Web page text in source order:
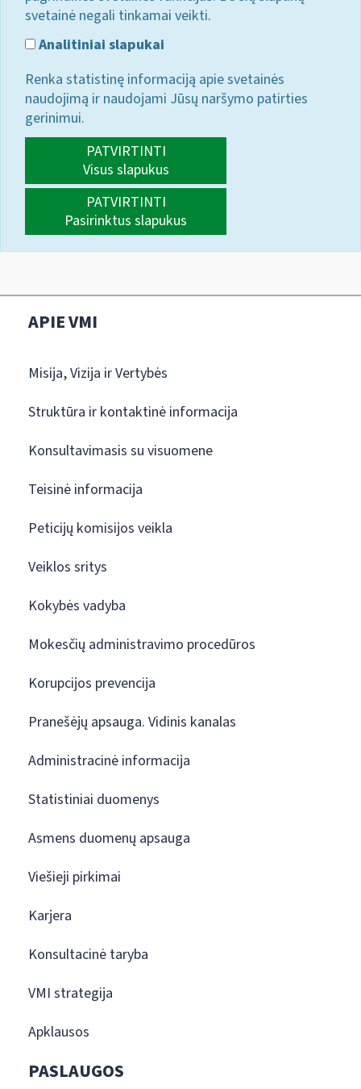
svetainė negali tinkamai veikti.
Analitiniai slapukai
Renka statistinę informaciją apie svetainės
naudojimą ir naudojami Jūsų naršymo patirties
gerinimui.
PATVIRTINTI
Visus slapukus
PATVIRTINTI
Pasirinktus slapukus
APIE VMI
Misija, Vizija ir Vertybės
Struktūra ir kontaktinė informacija
Konsultavimasis su visuomene
Teisinė informacija
Peticijų komisijos veikla
Veiklos sritys
Kokybės vadyba
Mokesčių administravimo procedūros
Korupcijos prevencija
Pranešėjų apsauga. Vidinis kanalas
Administracinė informacija
Statistiniai duomenys
Asmens duomenų apsauga
Viešieji pirkimai
Karjera
Konsultacinė taryba
VMI strategija
Apklausos
PASLAUGOS